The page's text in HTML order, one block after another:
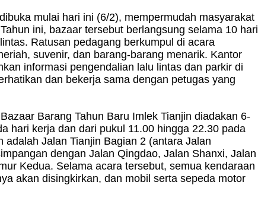
mulai hari ini (6/2), mempermudah masyarakat
ini, bazaar tersebut berlangsung selama 10 hari
Ratusan pedagang berkumpul di acara
suvenir, dan barang-barang menarik. Kantor
informasi pengendalian lalu lintas dan parkir di
dan bekerja sama dengan petugas yang
Barang Tahun Baru Imlek Tianjin diadakan 6-
hari kerja dan dari pukul 11.00 hingga 22.30 pada
Jalan Tianjin Bagian 2 (antara Jalan
dengan Jalan Qingdao, Jalan Shanxi, Jalan
Kedua. Selama acara tersebut, semua kendaraan
akan disingkirkan, dan mobil serta sepeda motor